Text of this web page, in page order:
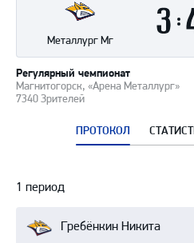
Магнитогорск, «Арена Металлург»
7340 Зрителей
Регулярный чемпионат
Металлург Мг
ПРОТОКОЛ
Протокол
1 период
Гребёнкин Никита